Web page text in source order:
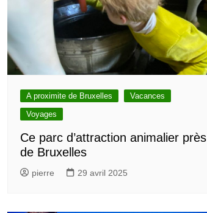
et attractions
Découvrez les
et attractions
et Jardin à
Découvez les
et galleries à
A proximite de Bruxelles
Vacances
Voyages
Ce parc d’attraction animalier près
de Bruxelles
pierre 29 avril 2025